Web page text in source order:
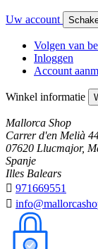
Uw account
Volgen van
Inloggen
Account
Winkel informatie
Mallorca Shop
Carrer d'en Melià
07620 Llucmajor,
Spanje
Illes Balears
 971669551
